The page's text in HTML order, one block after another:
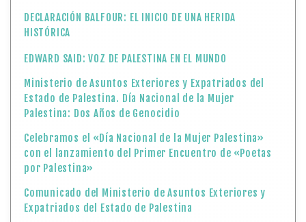
DECLARACIÓN BALFOUR: EL INICIO DE UNA HERIDA
HISTÓRICA
EDWARD SAID: VOZ DE PALESTINA EN EL MUNDO
Ministerio de Asuntos Exteriores y Expatriados del
Estado de Palestina. Día Nacional de la Mujer
Palestina: Dos Años de Genocidio
Celebramos el «Día Nacional de la Mujer Palestina»
con el lanzamiento del Primer Encuentro de «Poetas
por Palestina»
Comunicado del Ministerio de Asuntos Exteriores y
Expatriados del Estado de Palestina